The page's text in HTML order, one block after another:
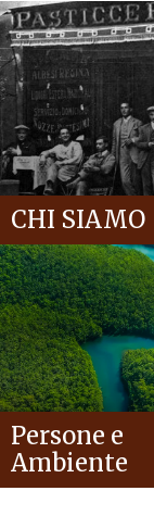
CHI SIAMO
Persone e
Ambiente